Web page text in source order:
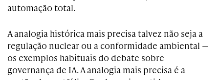
automação total.
A analogia histórica mais precisa talvez não seja a
regulação nuclear ou a conformidade ambiental —
os exemplos habituais do debate sobre
governança de IA. A analogia mais precisa é a